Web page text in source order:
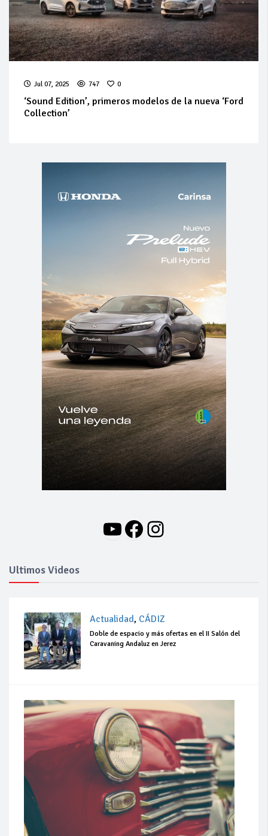
Jul 07, 2025 747 0
‘Sound Edition’, primeros modelos de la nueva ‘Ford
Collection’
YouTube
Facebook
Instagram
Ultimos Videos
Actualidad, CÁDIZ
Doble de espacio y más ofertas en el II Salón del
Caravaning Andaluz en Jerez